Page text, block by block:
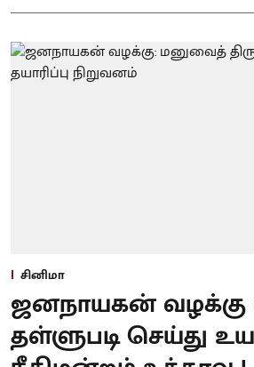
சினிமா
ஜனநாயகன்
தள்ளுபடி செய்து